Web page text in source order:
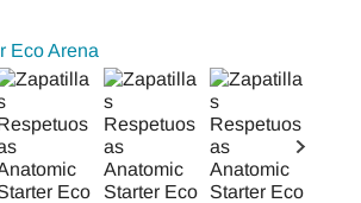
Crave Barefoot
Coimbra
Dada